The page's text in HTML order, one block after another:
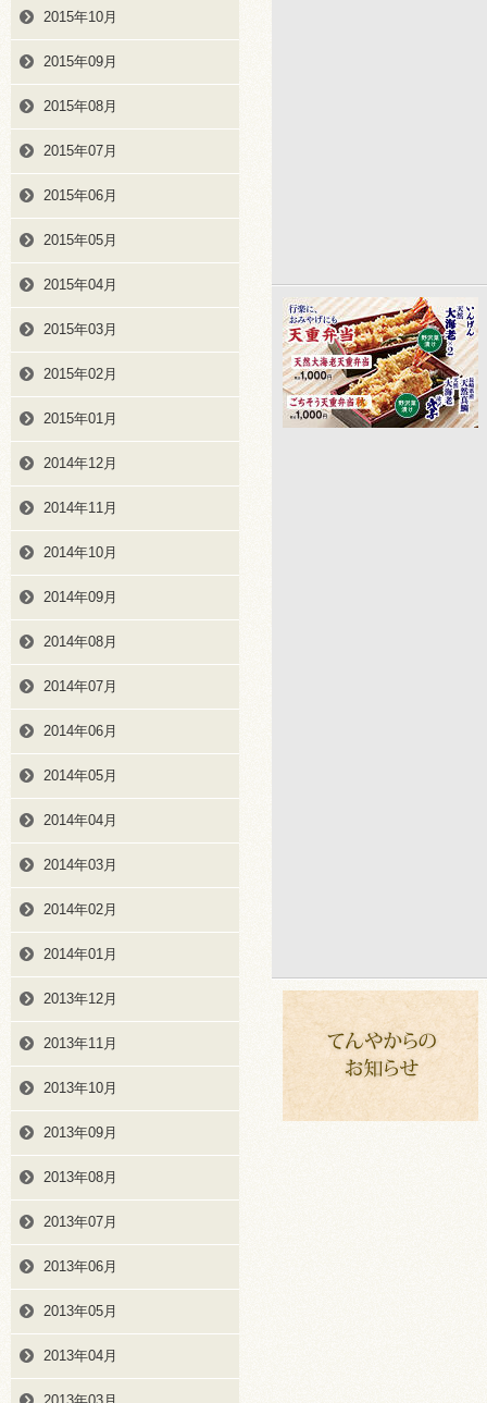
2015年10月
2015年09月
2015年08月
2015年07月
2015年06月
2015年05月
2015年04月
2015年03月
2015年02月
2015年01月
2014年12月
2014年11月
2014年10月
2014年09月
2014年08月
2014年07月
2014年06月
2014年05月
2014年04月
2014年03月
2014年02月
2014年01月
2013年12月
2013年11月
2013年10月
2013年09月
2013年08月
2013年07月
2013年06月
2013年05月
2013年04月